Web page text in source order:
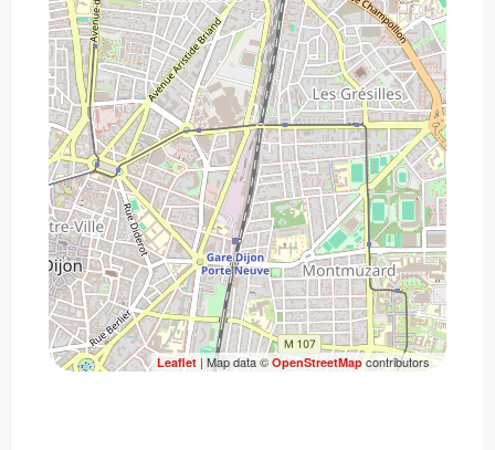
Leaflet| Map data ©OpenStreetMapcontributors